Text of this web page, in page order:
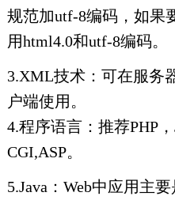
规范加utf-8编码，如果
用html4.0和utf-8编码。
3.XML技术：可在服务
户端使用。
4.程序语言：推荐PHP
CGI,ASP。
5.Java：Web中应用主